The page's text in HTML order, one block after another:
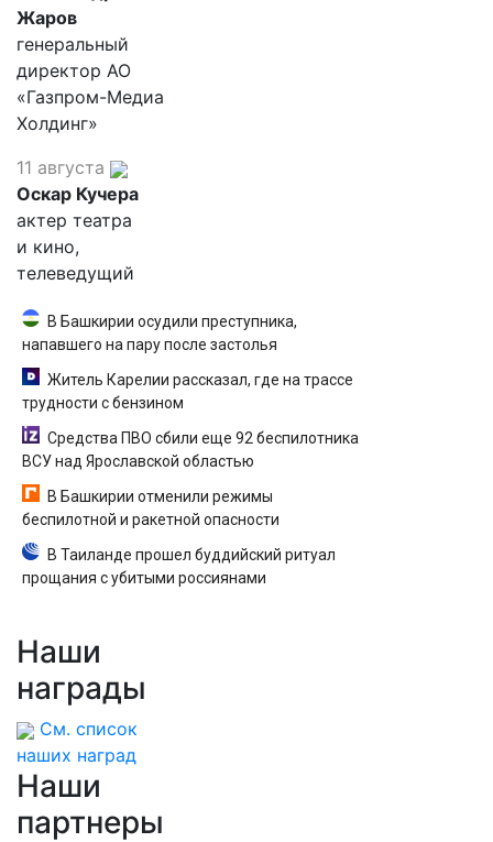
Жаров
генеральный
директор АО
«Газпром-Медиа
Холдинг»
11 августа
Оскар Кучера
актер театра
и кино,
телеведущий
В Башкирии осудили преступника,
напавшего на пару после застолья
Житель Карелии рассказал, где на трассе
трудности с бензином
Средства ПВО сбили еще 92 беспилотника
ВСУ над Ярославской областью
В Башкирии отменили режимы
беспилотной и ракетной опасности
В Таиланде прошел буддийский ритуал
прощания с убитыми россиянами
Наши
награды
См. список
наших наград
Наши
партнеры